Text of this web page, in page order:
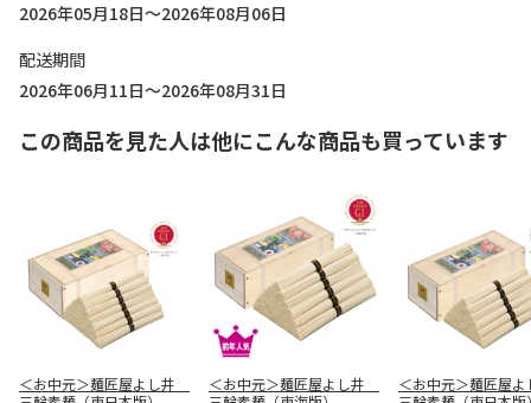
2026年05月18日～2026年08月06日
配送期間
2026年06月11日～2026年08月31日
この商品を見た人は他にこんな商品も買っています
＜お中元＞麺匠屋よし井
＜お中元＞麺匠屋よし井
＜お中元＞麺匠屋